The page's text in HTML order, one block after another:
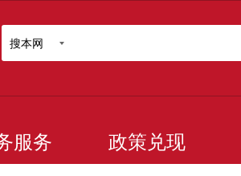
搜本网
服务 政策兑现